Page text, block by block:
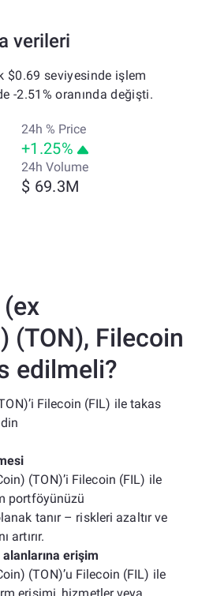
verileri
$0.69 seviyesinde işlem
-2.51% oranında değişti.
24h % Price
+1.25%
24h Volume
$ 69.3M
(TON), Filecoin
edilmeli?
Filecoin (FIL) ile takas
(TON)’i Filecoin (FIL) ile
portföyünüzü
tanır – riskleri azaltır ve
artırır.
erişim
(TON)’u Filecoin (FIL) ile